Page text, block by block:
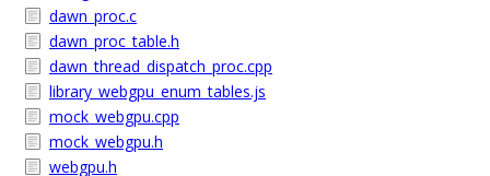
dawn_proc.c
dawn_proc_table.h
dawn_thread_dispatch_proc.cpp
library_webgpu_enum_tables.js
mock_webgpu.cpp
mock_webgpu.h
webgpu.h